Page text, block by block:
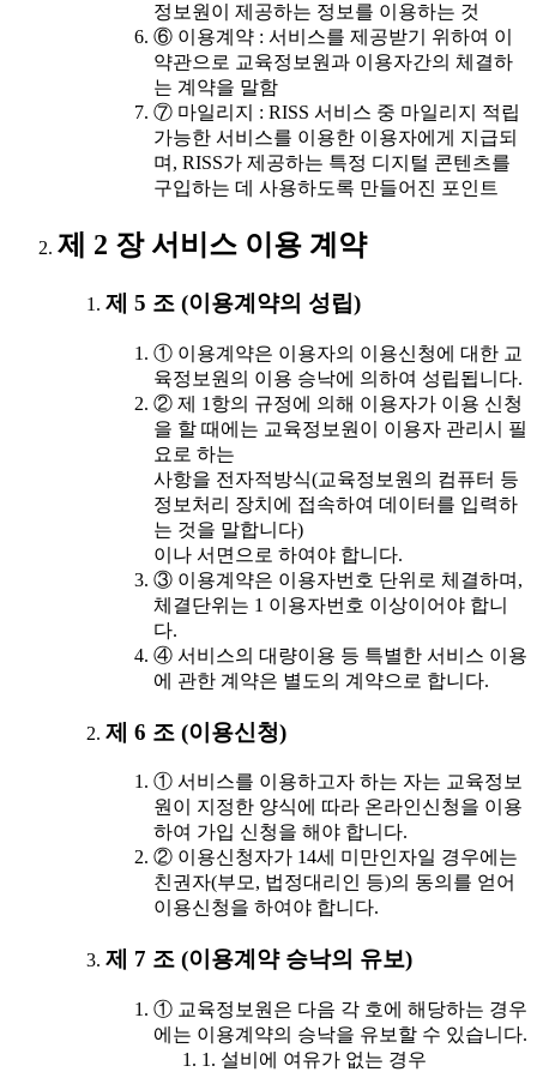
정보원이 제공하는 정보를 이용하는 것
⑥ 이용계약 : 서비스를 제공받기 위하여 이
약관으로 교육정보원과 이용자간의 체결하
는 계약을 말함
⑦ 마일리지 : RISS 서비스 중 마일리지 적립
가능한 서비스를 이용한 이용자에게 지급되
며, RISS가 제공하는 특정 디지털 콘텐츠를
구입하는 데 사용하도록 만들어진 포인트
제 2 장 서비스 이용 계약
제 5 조 (이용계약의 성립)
① 이용계약은 이용자의 이용신청에 대한 교
육정보원의 이용 승낙에 의하여 성립됩니다.
② 제 1항의 규정에 의해 이용자가 이용 신청
을 할 때에는 교육정보원이 이용자 관리시 필
요로 하는
사항을 전자적방식(교육정보원의 컴퓨터 등
정보처리 장치에 접속하여 데이터를 입력하
는 것을 말합니다)
이나 서면으로 하여야 합니다.
③ 이용계약은 이용자번호 단위로 체결하며,
체결단위는 1 이용자번호 이상이어야 합니
다.
④ 서비스의 대량이용 등 특별한 서비스 이용
에 관한 계약은 별도의 계약으로 합니다.
제 6 조 (이용신청)
① 서비스를 이용하고자 하는 자는 교육정보
원이 지정한 양식에 따라 온라인신청을 이용
하여 가입 신청을 해야 합니다.
② 이용신청자가 14세 미만인자일 경우에는
친권자(부모, 법정대리인 등)의 동의를 얻어
이용신청을 하여야 합니다.
제 7 조 (이용계약 승낙의 유보)
① 교육정보원은 다음 각 호에 해당하는 경우
에는 이용계약의 승낙을 유보할 수 있습니다.
1. 설비에 여유가 없는 경우